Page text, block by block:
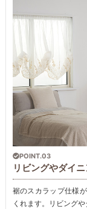
POINT.03
リビングやダイ
裾のスカラップ仕様
くれます。リビング